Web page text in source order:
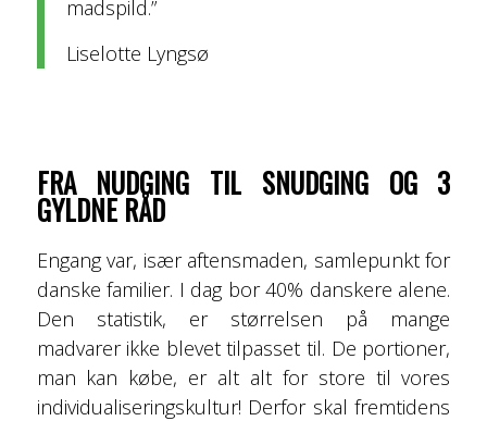
madspild.”
Liselotte Lyngsø
FRA NUDGING TIL SNUDGING OG 3
GYLDNE RÅD
Engang var, især aftensmaden, samlepunkt for
danske familier. I dag bor 40% danskere alene.
Den statistik, er størrelsen på mange
madvarer ikke blevet tilpasset til. De portioner,
man kan købe, er alt alt for store til vores
individualiseringskultur! Derfor skal fremtidens